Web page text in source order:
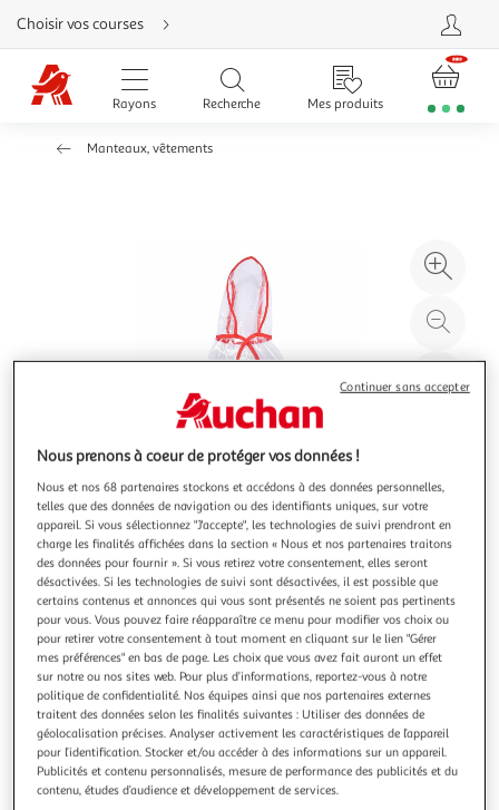
Aller
directement
au
contenu
Aller
directement
Aller
Choisir vos courses
Rayons Recherche Mes produits
Manteaux, vêtements
à
100
le
Illustration
précédente
Illustration
suivante
LOVE STORY
Imperméable pour chien transparent 30cm rouge
Informations Techniques : Dimensions : L. 30 cm Matière :
Plastique Spécificités : Pratique & Efficace Vêtement Pour
Chiens Imperméable avec Capuche Design Uni Couleur :
Rouge & Transparent
En savoir +
Vendu parParis Prix
Livr. ou retrait dès 3/4 jours
A partir de 7,99€
Nous prenons à coeur de protéger vos données !
Nous et nos 68 partenaires stockons et accédons à des données personnelles,
telles que des données de navigation ou des identifiants uniques, sur votre
appareil. Si vous sélectionnez "J'accepte", les technologies de suivi prendront en
charge les finalités affichées dans la section « Nous et nos partenaires traitons
des données pour fournir ». Si vous retirez votre consentement, elles seront
désactivées. Si les technologies de suivi sont désactivées, il est possible que
certains contenus et annonces qui vous sont présentés ne soient pas pertinents
pour vous. Vous pouvez faire réapparaître ce menu pour modifier vos choix ou
pour retirer votre consentement à tout moment en cliquant sur le lien "Gérer
mes préférences" en bas de page. Les choix que vous avez fait auront un effet
sur notre ou nos sites web. Pour plus d’informations, reportez-vous à notre
politique de confidentialité. Nos équipes ainsi que nos partenaires externes
traitent des données selon les finalités suivantes : Utiliser des données de
géolocalisation précises. Analyser activement les caractéristiques de l’appareil
pour l’identification. Stocker et/ou accéder à des informations sur un appareil.
Publicités et contenu personnalisés, mesure de performance des publicités et du
contenu, études d’audience et développement de services.
Continuer sans accepter